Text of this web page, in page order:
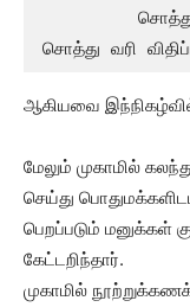
சொத்து வரி
ஆகியவை
மேலும் முகாமில்
செய்து
பெறப்படும் மனுக்கள்
கேட்டறிந்தார்.
முகாமில்